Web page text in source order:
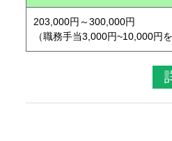
203,000円～300,000円
（職務手当3,000円~10,000円を